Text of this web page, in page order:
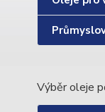
Výběr oleje